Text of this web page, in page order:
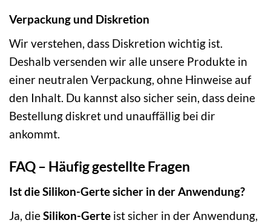
Verpackung und Diskretion
Wir verstehen, dass Diskretion wichtig ist.
Deshalb versenden wir alle unsere Produkte in
einer neutralen Verpackung, ohne Hinweise auf
den Inhalt. Du kannst also sicher sein, dass deine
Bestellung diskret und unauffällig bei dir
ankommt.
FAQ – Häufig gestellte Fragen
Ist die Silikon-Gerte sicher in der Anwendung?
Ja, dieSilikon-Gerte ist sicher in der Anwendung,